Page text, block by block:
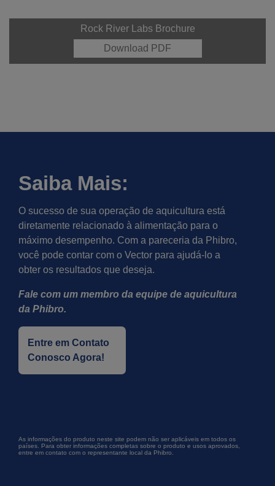
Rock River Labs Brochure
Download PDF
Saiba Mais:
O sucesso de sua operação de aquicultura está
diretamente relacionado à alimentação para o
máximo desempenho. Com a pareceria da Phibro,
você pode contar com o Vector para ajudá-lo a
obter os resultados que deseja.
Fale com um membro da equipe de aquicultura
da Phibro.
Entre em Contato
Conosco Agora!
As informações do produto neste site podem não ser aplicáveis em todos os
países. Para obter informações completas sobre o produto e usos aprovados,
entre em contato com o representante local da Phibro.